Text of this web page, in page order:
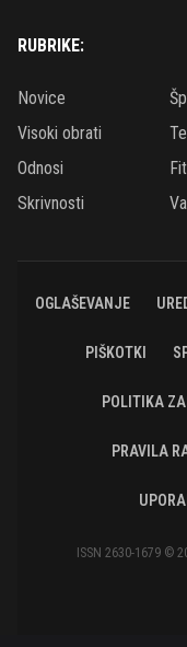
RUBRIKE:
Novice
Visoki obrati
Odnosi
Fit
Skrivnosti
OGLAŠEVANJE
PIŠKOTKI
POLITIKA
PRAVILA
ISSN 2630-1679 ©